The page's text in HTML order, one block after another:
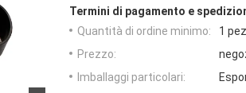
Termini di pagamento e
Quantità di ordine minimo:
1
Prezzo:
Imballaggi particolari: